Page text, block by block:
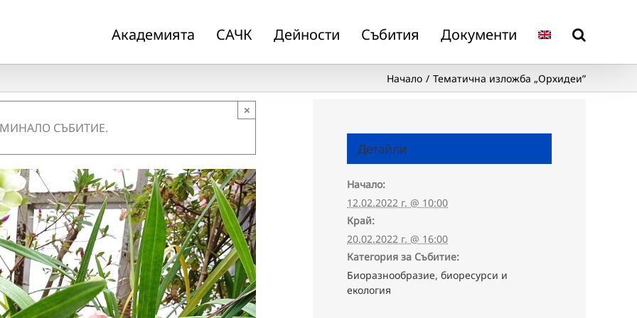
Академията САЧК Дейности Събития Документи
Начало Тематична изложба „Орхидеи”
СЪБИТИЕ.
×
Детайли
Начало:
12.02.2022 г. @ 10:00
Край:
20.02.2022 г. @ 16:00
Категория за Събитие:
Биоразнообразие, биоресурси и
екология